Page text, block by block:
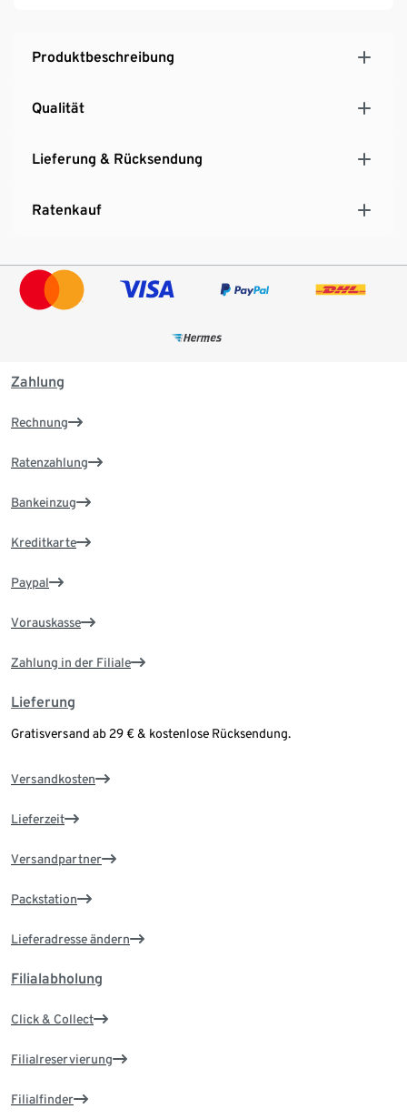
Produktbeschreibung
Qualität
Lieferung & Rücksendung
Ratenkauf
Zahlung
Rechnung
Ratenzahlung
Bankeinzug
Kreditkarte
Paypal
Vorauskasse
Zahlung in der Filiale
Lieferung
Gratisversand ab 29 € & kostenlose Rücksendung.
Versandkosten
Lieferzeit
Versandpartner
Packstation
Lieferadresse ändern
Filialabholung
Click & Collect
Filialreservierung
Filialfinder